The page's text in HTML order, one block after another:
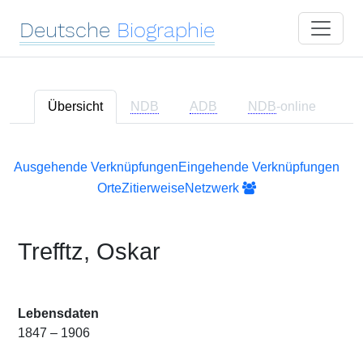
Deutsche Biographie
Übersicht NDB ADB NDB-online
Ausgehende VerknüpfungenEingehende Verknüpfungen
OrteZitierweiseNetzwerk
Trefftz, Oskar
Lebensdaten
1847 – 1906